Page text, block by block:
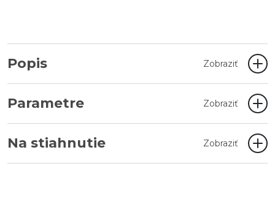
Popis Zobraziť
Parametre Zobraziť
Na stiahnutie Zobraziť